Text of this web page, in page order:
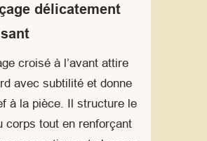
délicatement
croisé à l’avant attire
avec subtilité et donne
à la pièce. Il structure le
corps tout en renforçant